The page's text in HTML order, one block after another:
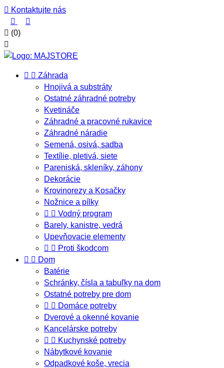
 Kontaktujte nás


 (0)

  Záhrada
Hnojivá a substráty
Ostatné záhradné potreby
Kvetináče
Záhradné a pracovné rukavice
Záhradné náradie
Semená, osivá, sadba
Textílie, pletivá, siete
Pareniská, skleníky, záhony
Dekorácie
Krovinorezy a Kosačky
Nožnice a pílky
  Vodný program
Barely, kanistre, vedrá
Upevňovacie elementy
  Proti škodcom
  Dom
Batérie
Schránky, čísla a tabuľky na dom
Ostatné potreby pre dom
  Domáce potreby
Dverové a okenné kovanie
Kancelárske potreby
  Kuchynské potreby
Nábytkové kovanie
Odpadkové koše, vrecia